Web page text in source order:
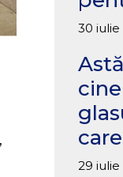
30 iulie
29 iulie